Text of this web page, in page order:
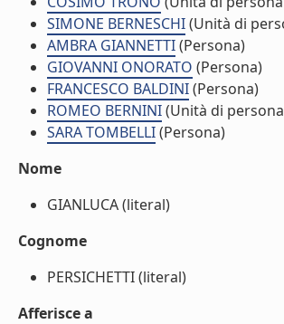
SIMONE BERNESCHI(Unità di
AMBRA GIANNETTI(Persona)
GIOVANNI ONORATO (Persona)
FRANCESCO BALDINI(Persona)
ROMEO BERNINI(Unità di
SARA TOMBELLI(Persona)
Nome
GIANLUCA (literal)
Cognome
PERSICHETTI (literal)
Afferisce a